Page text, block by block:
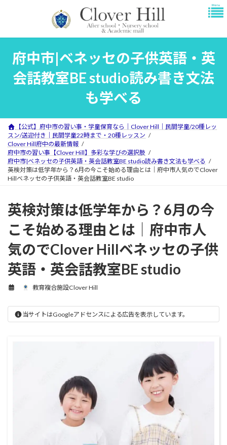
府中市|ベネッセの子供英語・英
会話教室BE studio読み書き文法
も学べる
【公式】府中市の習い事・学童保育なら｜Clover Hill｜民間学童/20種レッ
スン/送迎付き｜民間学童22時まで・20種レッスン
Clover Hill府中の最新情報
府中市の習い事【Clover Hill】多彩な学びの選択肢
府中市|ベネッセの子供英語・英会話教室BE studio読み書き文法も学べる
英検対策は低学年から？6月の今こそ始める理由とは｜府中市人気のでClover
Hillベネッセの子供英語・英会話教室BE studio
英検対策は低学年から？6月の今
こそ始める理由とは｜府中市人
気のでClover Hillベネッセの子供
英語・英会話教室BE studio
教育複合施設Clover Hill
当サイトはGoogleアドセンスによる広告を表示しています。